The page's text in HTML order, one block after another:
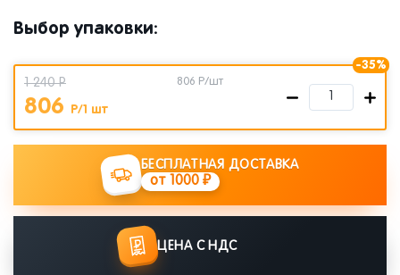
Выбор упаковки:
-35%
1 240 Р
806 Р/1 шт
806 Р/шт
БЕСПЛАТНАЯ ДОСТАВКА
от 1000 ₽
ЦЕНА С НДС